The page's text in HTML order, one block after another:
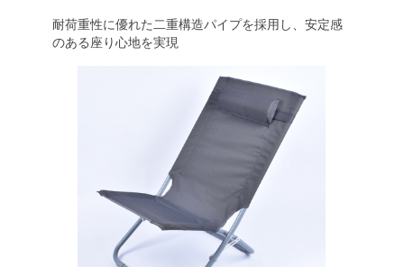
耐荷重性に優れた二重構造パイプを採用し、安定感
のある座り心地を実現